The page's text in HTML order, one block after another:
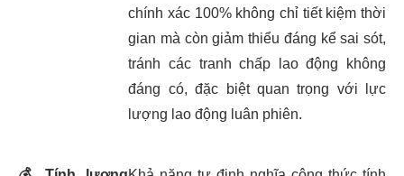
chính xác 100% không chỉ tiết kiệm thời
gian mà còn giảm thiểu đáng kể sai sót,
tránh các tranh chấp lao động không
đáng có, đặc biệt quan trọng với lực
lượng lao động luân phiên.